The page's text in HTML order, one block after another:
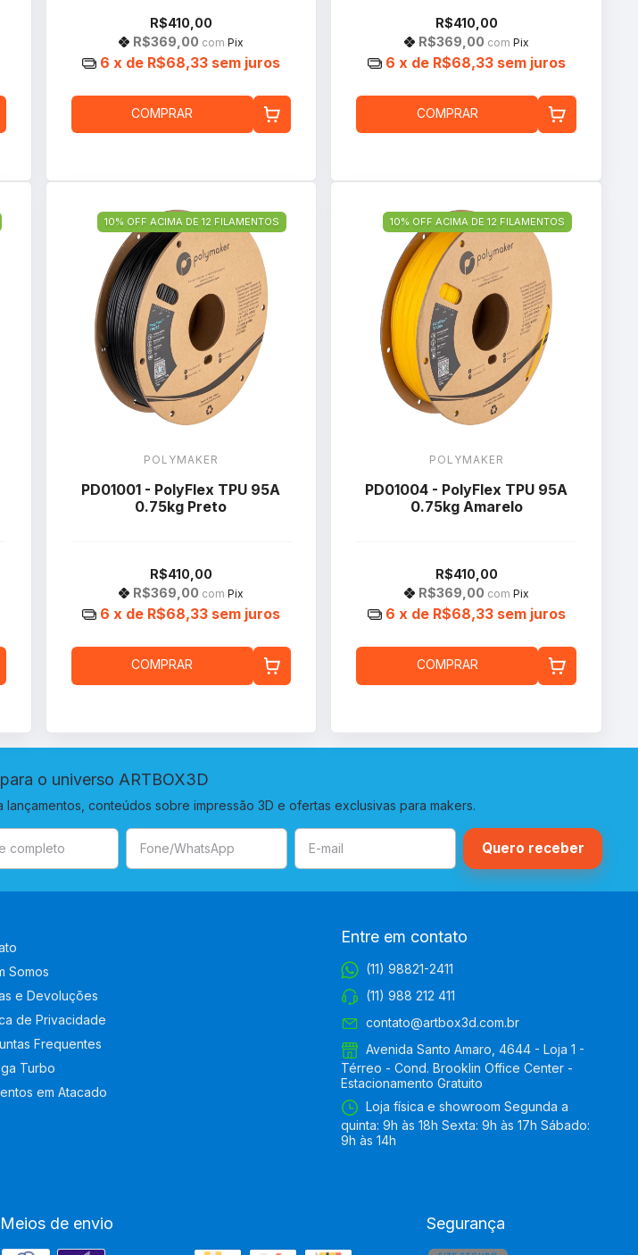
R$410,00
R$369,00 com Pix
6 x de R$68,33 sem juros
COMPRAR
R$410,00
R$369,00 com Pix
6 x de R$68,33 sem juros
COMPRAR
10% OFF ACIMA DE 12 FILAMENTOS
POLYMAKER
PD01001 - PolyFlex TPU 95A
0.75kg Preto
R$410,00
R$369,00 com Pix
6 x de R$68,33 sem juros
COMPRAR
10% OFF ACIMA DE 12 FILAMENTOS
POLYMAKER
PD01004 - PolyFlex TPU 95A
0.75kg Amarelo
R$410,00
R$369,00 com Pix
6 x de R$68,33 sem juros
COMPRAR
o universo ARTBOX3D
lançamentos, conteúdos sobre impressão 3D e ofertas exclusivas para makers.
Somos
e Devoluções
de Privacidade
Frequentes
Turbo
em Atacado
Entre em contato
(11) 98821-2411
(11) 988 212 411
contato@artbox3d.com.br
Avenida Santo Amaro, 4644 - Loja 1 -
Térreo - Cond. Brooklin Office Center -
Estacionamento Gratuito
Loja física e showroom Segunda a
quinta: 9h às 18h Sexta: 9h às 17h Sábado:
9h às 14h
Meios de envio Segurança